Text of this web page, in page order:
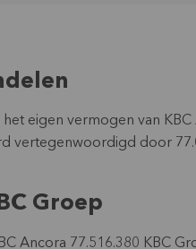
eigen vermogen van
vertegenwoordigd door
Groep
Ancora 77.516.380 KBC